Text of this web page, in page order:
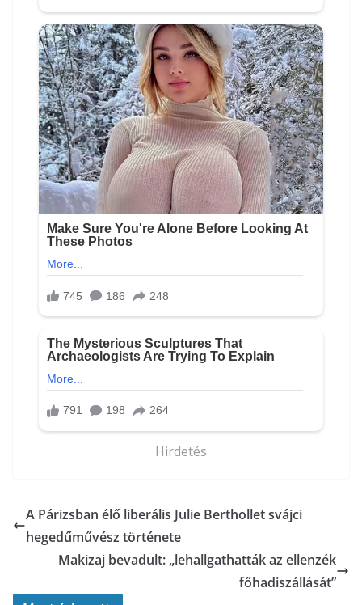
Hirdetés
A Párizsban élő liberális Julie Berthollet svájci
hegedűművész története
Makizaj bevadult: „lehallgathatták az ellenzék
főhadiszállását”